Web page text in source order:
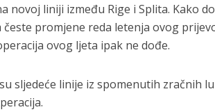
novoj liniji između Rige i Splita. Kako
promjene reda letenja ovog
ovog ljeta ipak ne dođe.
sljedeće linije iz spomenutih zračnih